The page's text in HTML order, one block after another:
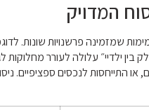
המדויק
שמזמינה פרשנויות שונות.
בין ילדיי״ עלולה לעורר מחלוקות
התייחסות לנכסים ספציפיים.